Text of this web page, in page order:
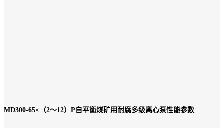
MD300-65×（2～12）P 自平衡煤矿用耐腐多级离心泵性能参数